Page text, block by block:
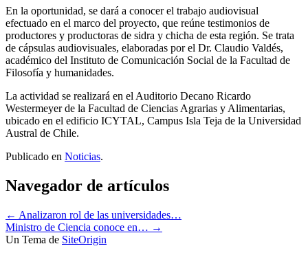
En la oportunidad, se dará a conocer el trabajo audiovisual
efectuado en el marco del proyecto, que reúne testimonios de
productores y productoras de sidra y chicha de esta región. Se trata
de cápsulas audiovisuales, elaboradas por el Dr. Claudio Valdés,
académico del Instituto de Comunicación Social de la Facultad de
Filosofía y humanidades.
La actividad se realizará en el Auditorio Decano Ricardo
Westermeyer de la Facultad de Ciencias Agrarias y Alimentarias,
ubicado en el edificio ICYTAL, Campus Isla Teja de la Universidad
Austral de Chile.
Publicado en Noticias.
Navegador de artículos
← Analizaron rol de las universidades…
Ministro de Ciencia conoce en… →
Un Tema de SiteOrigin